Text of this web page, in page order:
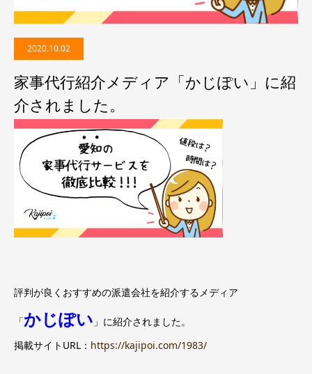
2020.10.02
家事代行紹介メディア「かじぽい」に紹
介されました。
評判が良くおすすめの派遣会社を紹介するメディア
「かじぽい 」に紹介されました。
掲載サイトURL： https://kajipoi.com/1983/